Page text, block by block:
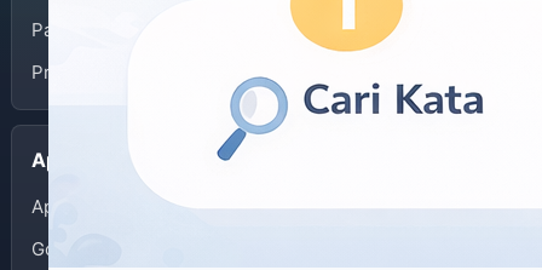
Panduan Penggunaan
Privacy Policy
Aplikasi
App Store
Google Play